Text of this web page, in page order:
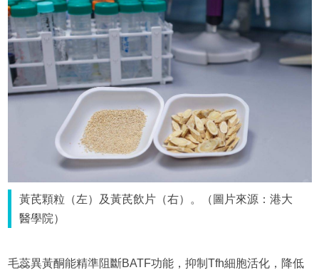
黃芪顆粒（左）及黃芪飲片（右）。（圖片來源：港大
醫學院）
毛蕊異黃酮能精準阻斷BATF功能，抑制Tfh細胞活化，降低